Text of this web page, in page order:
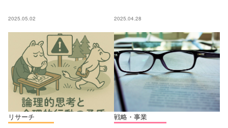
2025.05.02 2025.04.28
リサーチ 戦略・事業